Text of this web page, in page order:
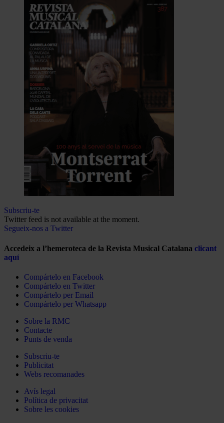
Subscriu-te
Twitter feed is not available at the moment.
Segueix-nos a Twitter
Accedeix a l’hemeroteca de la Revista Musical Catalana clicant
aquí
Compártelo en Facebook
Compártelo en Twitter
Compártelo per Email
Compártelo per Whatsapp
Sobre la RMC
Contacte
Punts de venda
Subscriu-te
Publicitat
Webs recomanades
Avís legal
Política de privacitat
Sobre les cookies